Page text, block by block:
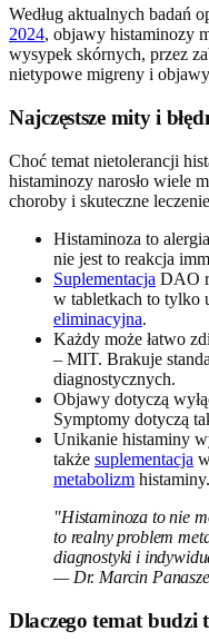
Według aktualnych badań
2024, objawy histaminozy
wysypek skórnych, przez
nietypowe migreny i
Najczęstsze mity i
Choć temat nietolerancji
histaminozy narosło wiele
choroby i skuteczne
Histaminoza to
nie jest to reakcja
Suplementacja DAO
w tabletkach to tylko
eliminacyjna.
Każdy może łatwo
– MIT. Brakuje
diagnostycznych.
Objawy dotyczą
Symptomy dotyczą
Unikanie histaminy
także suplementacja
metabolizm histaminy.
"Histaminoza to nie
to realny problem
diagnostyki i
— Dr. Marcin
Dlaczego temat budzi